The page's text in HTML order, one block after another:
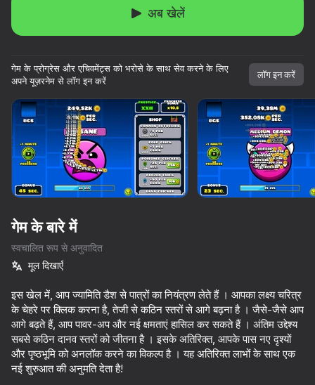
डिवाइस घुमाएँ
यह गेम केवल लैंडस्केप
ओरिएंटेशन का समर्थन करता है
प्ले
Geometry Wave: Online Editor
76
Wave challanges
72
63 71
अब खेलें
गेम के प्रोग्रेस और एचिवमेंट्स को भरोसे के साथ सेव करने के लिए
अपने यूज़रनेम से लॉग इन करें
लॉग इन करें
गेम के बारे में
स्वचालित रूप से अनुवादित
मूल दिखाएँ
इस खेल में, आप ज्यामिति डैश से पात्रों का नियंत्रण लेते हैं । आपका लक्ष्य चरित्र
के चेहरे पर क्लिक करना है, तेजी से कठिन स्तरों से आगे बढ़ना है । जैसे-जैसे आप
आगे बढ़ते हैं, आप पावर-अप और नई क्षमताएं हासिल कर सकते हैं । अंतिम उद्देश्य
सबसे कठिन दानव स्तरों को जीतना है । इसके अतिरिक्त, आपके पास नए दृश्यों
और पृष्ठभूमि को अनलॉक करने का विकल्प है । यह अतिरिक्त लाभों के साथ एक
नई शुरुआत की अनुमति देता है!